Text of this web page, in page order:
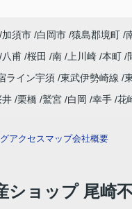
加須市 白岡市 猿島郡境町
八甫 桜田 南 上川崎 本町
ライン宇須 東武伊勢崎線
井 栗橋 鷲宮 白岡 幸手 花
アクセスマップ会社概要
ショップ 尾崎